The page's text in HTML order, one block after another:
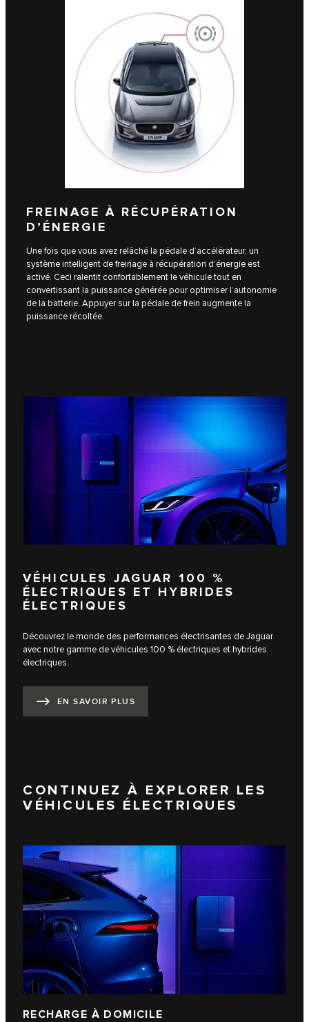
FREINAGE À RÉCUPÉRATION
D’ÉNERGIE
Une fois que vous avez relâché la pédale d’accélérateur, un
système intelligent de freinage à récupération d’énergie est
activé. Ceci ralentit confortablement le véhicule tout en
convertissant la puissance générée pour optimiser l’autonomie
de la batterie. Appuyer sur la pédale de frein augmente la
puissance récoltée.
VÉHICULES JAGUAR 100 %
ÉLECTRIQUES ET HYBRIDES
ÉLECTRIQUES
Découvrez le monde des performances électrisantes de Jaguar
avec notre gamme de véhicules 100 % électriques et hybrides
électriques.
EN SAVOIR PLUS
CONTINUEZ À EXPLORER LES
VÉHICULES ÉLECTRIQUES
RECHARGE À DOMICILE